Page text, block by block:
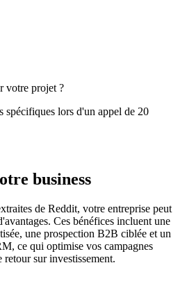
votre projet ?
spécifiques lors d'un appel de 20
business
de Reddit, votre entreprise peut
Ces bénéfices incluent une
une prospection B2B ciblée et un
ce qui optimise vos campagnes
sur investissement.